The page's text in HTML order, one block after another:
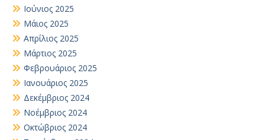
Ιούνιος 2025
Μάιος 2025
Απρίλιος 2025
Μάρτιος 2025
Φεβρουάριος 2025
Ιανουάριος 2025
Δεκέμβριος 2024
Νοέμβριος 2024
Οκτώβριος 2024